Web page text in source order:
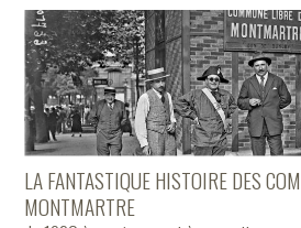
LA FANTASTIQUE HISTOIRE DES
MONTMARTRE